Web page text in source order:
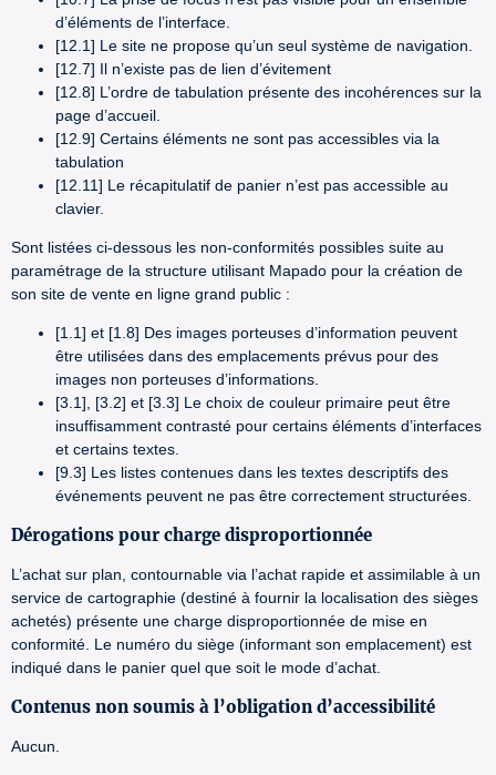
d’éléments de l’interface.
[12.1] Le site ne propose qu’un seul système de navigation.
[12.7] Il n’existe pas de lien d’évitement
[12.8] L’ordre de tabulation présente des incohérences sur la
page d’accueil.
[12.9] Certains éléments ne sont pas accessibles via la
tabulation
[12.11] Le récapitulatif de panier n’est pas accessible au
clavier.
Sont listées ci-dessous les non-conformités possibles suite au
paramétrage de la structure utilisant Mapado pour la création de
son site de vente en ligne grand public :
[1.1] et [1.8] Des images porteuses d’information peuvent
être utilisées dans des emplacements prévus pour des
images non porteuses d’informations.
[3.1], [3.2] et [3.3] Le choix de couleur primaire peut être
insuffisamment contrasté pour certains éléments d’interfaces
et certains textes.
[9.3] Les listes contenues dans les textes descriptifs des
événements peuvent ne pas être correctement structurées.
Dérogations pour charge disproportionnée
L’achat sur plan, contournable via l’achat rapide et assimilable à un
service de cartographie (destiné à fournir la localisation des sièges
achetés) présente une charge disproportionnée de mise en
conformité. Le numéro du siège (informant son emplacement) est
indiqué dans le panier quel que soit le mode d’achat.
Contenus non soumis à l’obligation d’accessibilité
Aucun.